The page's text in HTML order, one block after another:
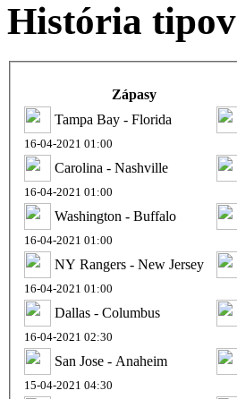
História tipov
Zápasy
Tampa Bay - Florida
16-04-2021 01:00
Carolina - Nashville
16-04-2021 01:00
Washington - Buffalo
16-04-2021 01:00
NY Rangers - New Jersey
16-04-2021 01:00
Dallas - Columbus
16-04-2021 02:30
San Jose - Anaheim
15-04-2021 04:30